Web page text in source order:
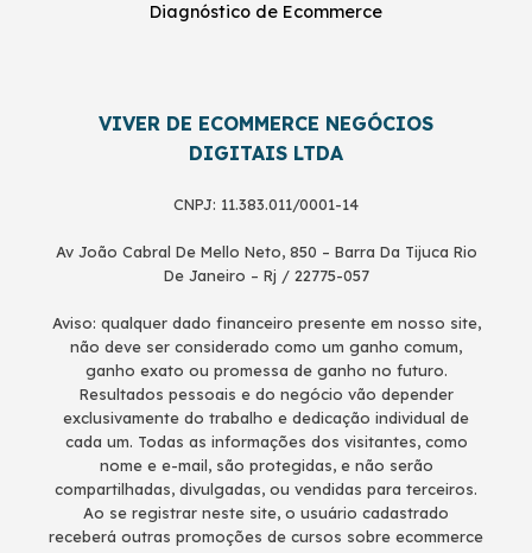
Diagnóstico de Ecommerce
VIVER DE ECOMMERCE NEGÓCIOS
DIGITAIS LTDA
CNPJ: 11.383.011/0001-14
Av João Cabral De Mello Neto, 850 – Barra Da Tijuca Rio
De Janeiro – Rj / 22775-057
Aviso: qualquer dado financeiro presente em nosso site,
não deve ser considerado como um ganho comum,
ganho exato ou promessa de ganho no futuro.
Resultados pessoais e do negócio vão depender
exclusivamente do trabalho e dedicação individual de
cada um. Todas as informações dos visitantes, como
nome e e-mail, são protegidas, e não serão
compartilhadas, divulgadas, ou vendidas para terceiros.
Ao se registrar neste site, o usuário cadastrado
receberá outras promoções de cursos sobre ecommerce